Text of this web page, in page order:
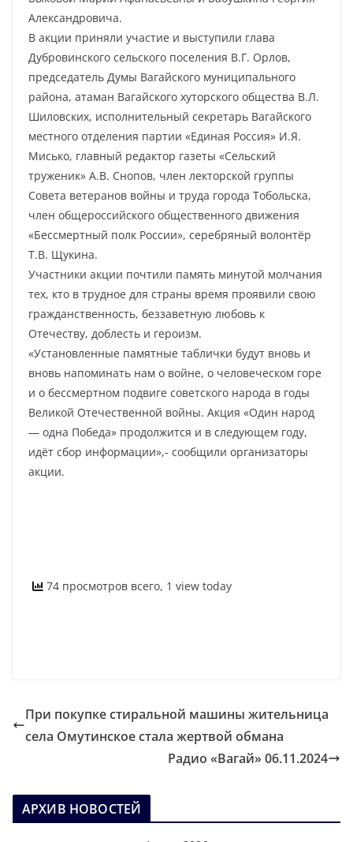
Александровича.
В акции приняли участие и выступили глава
Дубровинского сельского поселения В.Г. Орлов,
председатель Думы Вагайского муниципального
района, атаман Вагайского хуторского общества В.Л.
Шиловских, исполнительный секретарь Вагайского
местного отделения партии «Единая Россия» И.Я.
Мисько, главный редактор газеты «Сельский
труженик» А.В. Снопов, член лекторской группы
Совета ветеранов войны и труда города Тобольска,
член общероссийского общественного движения
«Бессмертный полк России», серебряный волонтёр
Т.В. Щукина.
Участники акции почтили память минутой молчания
тех, кто в трудное для страны время проявили свою
гражданственность, беззаветную любовь к
Отечеству, доблесть и героизм.
«Установленные памятные таблички будут вновь и
вновь напоминать нам о войне, о человеческом горе
и о бессмертном подвиге советского народа в годы
Великой Отечественной войны. Акция «Один народ
— одна Победа» продолжится и в следующем году,
идёт сбор информации»,- сообщили организаторы
акции.
74 просмотров всего, 1 view today
При покупке стиральной машины жительница
села Омутинское стала жертвой обмана
Радио «Вагай» 06.11.2024
АРХИВ НОВОСТЕЙ